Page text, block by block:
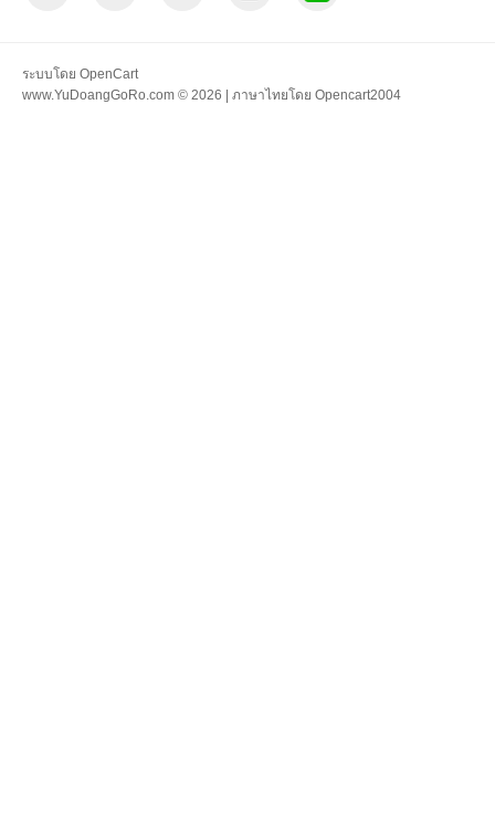
ระบบโดย OpenCart
www.YuDoangGoRo.com © 2026 | ภาษาไทยโดย Opencart2004